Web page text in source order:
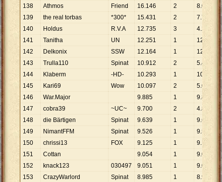
138
Athmos Friend 16.146 2 8.073
139
the real torbas *300* 15.431 2 7.716
140
Holdus R.V.A 12.735 3 4.245
141
Tanitha UN 12.251 1 12 .251
142
Delkonix SSW 12.164 1 12
143
Trulla110 Spinat 10.912 2 5.456
144
Klaberm -HD- 10.293 1 10 .
145
Kari69 Wow 10.097 2 5.049
146
War.Major 9.885 1 9.885
147
cobra39 ~UC~ 9.700 2 4.850
148
die Bärtigen Spinat 9.639 1 9.639
149
NimantFFM Spinat 9.526 1 9.526
150
chrissi13 FOX 9.125 1 9. 125
151
Cottan 9.054 1 9.054
152
knack123 030497 9.051 1 9.051
153
CrazyWarlord Spinat 8.985 1 8.985